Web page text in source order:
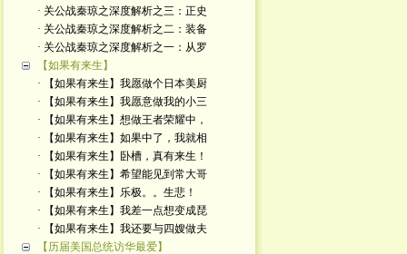
· 关公战秦琼之深度解析之三：正史
· 关公战秦琼之深度解析之二：装备
· 关公战秦琼之深度解析之一：从罗
【如果有来生】
· 【如果有来生】我愿做个日本美厨
· 【如果有来生】我愿意做我的小三
· 【如果有来生】想做王者荣耀中，
· 【如果有来生】如果中了，我就相
· 【如果有来生】卧槽，真有来生！
· 【如果有来生】希望能见到常大哥
· 【如果有来生】乐极。。生悲！
· 【如果有来生】我差一点想变成琵
· 【如果有来生】我还要与四嫂做夫
【历届美国总统访华最爱】